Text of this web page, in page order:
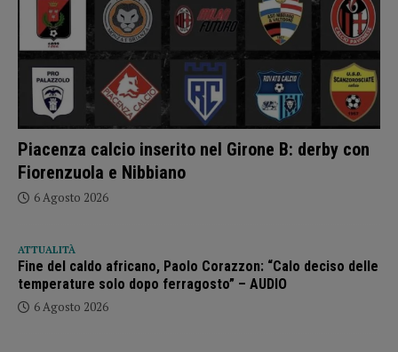
Piacenza calcio inserito nel Girone B: derby con
Fiorenzuola e Nibbiano
6 Agosto 2026
ATTUALITÀ
Fine del caldo africano, Paolo Corazzon: “Calo deciso delle
temperature solo dopo ferragosto” – AUDIO
6 Agosto 2026